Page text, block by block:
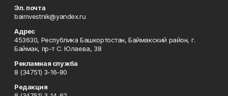
Эл. почта
baimvestnik@yandex.ru
Адрес
453630, Республика Башкортостан, Баймакский район, г.
Баймак, пр-т С. Юлаева, 38
Рекламная служба
8 (34751) 3-16-80
Редакция